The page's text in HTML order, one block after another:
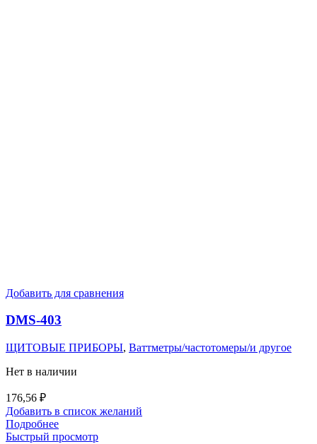
Добавить для сравнения
DMS-403
ЩИТОВЫЕ ПРИБОРЫ, Ваттметры/частотомеры/и другое
Нет в наличии
176,56 ₽
Добавить в список желаний
Подробнее
Быстрый просмотр